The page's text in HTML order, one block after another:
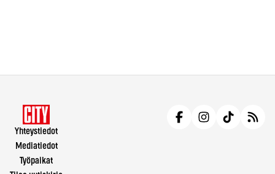
Yhteystiedot
Mediatiedot
Työpaikat